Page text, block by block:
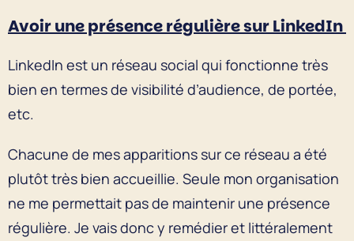
Avoir une présence régulière sur LinkedIn
LinkedIn est un réseau social qui fonctionne très
bien en termes de visibilité d’audience, de portée,
etc.
Chacune de mes apparitions sur ce réseau a été
plutôt très bien accueillie. Seule mon organisation
ne me permettait pas de maintenir une présence
régulière. Je vais donc y remédier et littéralement